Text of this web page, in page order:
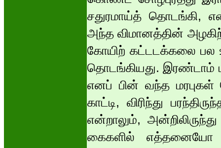
சதுரமாய்த் தொடங்கி,
அந்த விமானத்தின்
கோயிற் கட்டடக்கலை
தொடங்கியது. இரண்டாம்
எனப் பின் வந்த மரபுகள்
காட்டி, விரிந்து
என்றாலும்,
கைகளில் எத்தனையோ